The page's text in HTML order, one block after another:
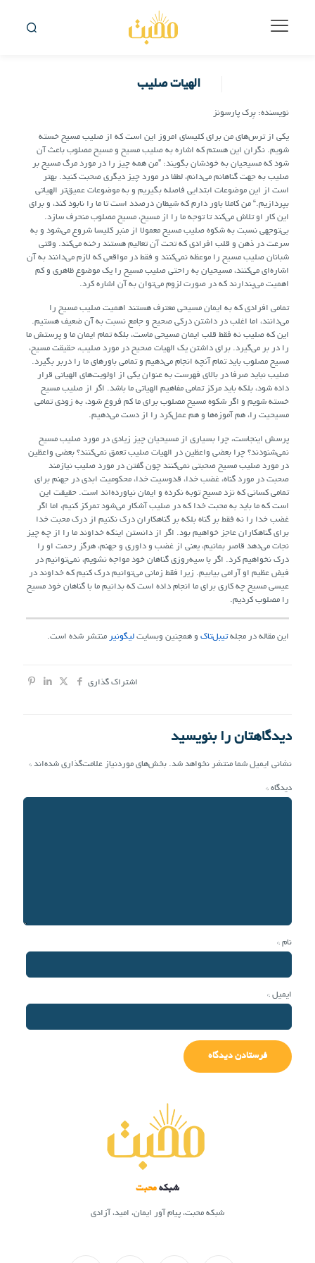
الهیات صلیب
نویسنده: بِرک پارسونز
یکی از ترس‌های من برای کلیسای امروز این است که از صلیب مسیح خسته
شویم. نگران این هستم که اشاره به صلیب مسیح و مسیح مصلوب باعث آن
شود که مسیحیان به خودشان بگویند: ”من همه چیز را در مورد مرگ مسیح بر
صلیب به جهت گناهانم می‌دانم، لطفا در مورد چیز دیگری صحبت کنید. بهتر
است از این موضوعات ابتدایی فاصله بگیریم و به موضوعات عمیق‌تر الهیاتی
بپردازیم.“ من کاملا باور دارم که شیطان درصدد است تا ما را نابود کند، و برای
این کار او تلاش می‌کند تا توجه ما را از مسیح، مسیح مصلوب منحرف سازد.
بی‌توجهی نسبت به شکوه صلیب مسیح معمولا از منبر کلیسا شروع می‌شود و به
سرعت در ذهن و قلب افرادی که تحت آن تعالیم هستند رخنه می‌کند. وقتی
شبانان صلیب مسیح را موعظه نمی‌کنند و فقط در مواقعی که لازم می‌دانند به آن
اشاره‌ای می‌کنند، مسیحیان به راحتی صلیب مسیح را یک موضوع ظاهری و کم
اهمیت می‌پندارند که در صورت لزوم می‌توان به آن اشاره کرد.
تمامی افرادی که به ایمان مسیحی معترف هستند اهمیت صلیب مسیح را
می‌دانند، اما اغلب در داشتن درکی صحیح و جامع نسبت به آن ضعیف هستیم.
این که صلیب نه فقط قلب ایمان مسیحی ماست، بلکه تمام ایمان ما و پرستش ما
را در بر می‌گیرد. برای داشتن یک الهیات صحیح در مورد صلیب، حقیقت مسیح‌،
مسیح مصلوب باید تمام آنچه انجام می‌دهیم و تمامی باورهای ما را دربر بگیرد.
صلیب نباید صرفا در بالای فهرست به عنوان یکی از اولویت‌های الهیاتی قرار
داده شود، بلکه باید مرکز تمامی مفاهیم الهیاتی ما باشد. اگر از صلیب مسیح
خسته شویم و اگر شکوه مسیح مصلوب برای ما کم فروغ شود، به زودی تمامی
مسیحیت را، هم آموزه‌ها و هم عمل‌کرد را از دست می‌دهیم.
پرسش اینجاست، چرا بسیاری از مسیحیان چیز زیادی در مورد صلیب مسیح
نمی‌شنودند؟ چرا بعضی واعظین در الهیات صلیب تعمق نمی‌کنند؟ بعضی واعظین
در مورد صلیب مسیح صحبتی نمی‌کنند چون گفتن در مورد صلیب نیازمند
صحبت در مورد گناه، غضب خدا، قدوسیت خدا، محکومیت ابدی در جهنم برای
تمامی کسانی که نزد مسیح توبه نکرده و ایمان نیاورده‌اند است. حقیقت این
است که ما باید به محبت خدا که در صلیب آشکار می‌شود تمرکز کنیم، اما اگر
غضب خدا را نه فقط بر گناه بلکه بر گناهکاران درک نکنیم از درک محبت خدا
برای گناهکاران عاجز خواهیم بود. اگر از دانستن اینکه خداوند ما را از چه چیز
نجات می‌دهد قاصر بمانیم، یعنی از غضب و داوری و جهنم، هرگز رحمت او را
درک نخواهیم کرد. اگر با سیه‌روزی گناهان خود مواجه نشویم، نمی‌توانیم در
فیض عظیم او آرامی بیابیم. زیرا فقط زمانی می‌توانیم درک کنیم که خداوند در
عیسی مسیح چه کاری برای ما انجام داده است که بدانیم ما با گناهان خود مسیح
را مصلوب کردیم.
این مقاله در مجلهتیبل‌‌تاکو همچنین وبسایت لیگونیر منتشر شده است.
اشتراک گذاری
دیدگاهتان را بنویسید
نشانی ایمیل شما منتشر نخواهد شد. بخش‌های موردنیاز علامت‌گذاری شده‌اند *
دیدگاه *
نام *
ایمیل *
شبکه محبت
شبکه محبت، پیام آور ایمان، امید، آزادی